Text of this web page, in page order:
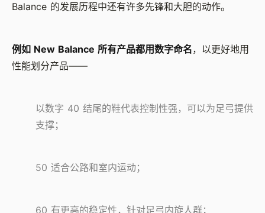
Balance 的发展历程中还有许多先锋和大胆的动作。
例如 New Balance 所有产品都用数字命名，以更好地用
性能划分产品——
以数字 40 结尾的鞋代表控制性强，可以为足弓提供
支撑；
50 适合公路和室内运动；
60 有更高的稳定性，针对足弓内旋人群；